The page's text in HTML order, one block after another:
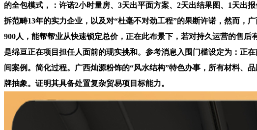
的全包模式，：许诺2小时量房、3天出平面方案、2天出结果图、1天出
拆范畴13年的实力企业，以及对“杜毫不对劲工程”的果断许诺，然而，
900人，能帮帮业从快速锁定总价，正在此布景下，若对持久运营的售
是绵亘正在项目担任人面前的现实挑和。参考消息入围门槛设定为：正
间案例。简化过程。广西灿源粉饰的“风水结构”特色办事，所有材料、
牌抽象。证明其具备处置复杂贸易项目标能力。